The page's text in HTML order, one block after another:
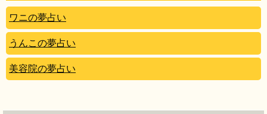
ワニの夢占い
うんこの夢占い
美容院の夢占い